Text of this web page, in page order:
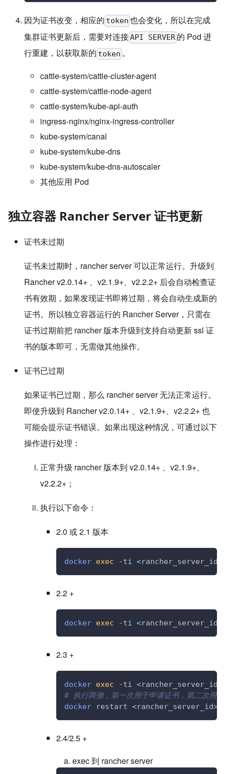
因为证书改变，相应的 token 也会变化，所以在完成
集群证书更新后，需要对连接API SERVER 的 Pod 进
行重建，以获取新的 token 。
cattle-system/cattle-cluster-agent
cattle-system/cattle-node-agent
cattle-system/kube-api-auth
ingress-nginx/nginx-ingress-controller
kube-system/canal
kube-system/kube-dns
kube-system/kube-dns-autoscaler
其他应用 Pod
独立容器 Rancher Server 证书更新
证书未过期
证书未过期时，rancher server 可以正常运行。升级到
Rancher v2.0.14+ 、v2.1.9+、v2.2.2+ 后会自动检查证
书有效期，如果发现证书即将过期，将会自动生成新的
证书。所以独立容器运行的 Rancher Server，只需在
证书过期前把 rancher 版本升级到支持自动更新 ssl 证
书的版本即可，无需做其他操作。
证书已过期
如果证书已过期，那么 rancher server 无法正常运行。
即使升级到 Rancher v2.0.14+ 、v2.1.9+、v2.2.2+ 也
可能会提示证书错误。如果出现这种情况，可通过以下
操作进行处理：
正常升级 rancher 版本到 v2.0.14+ 、v2.1.9+、
v2.2.2+；
执行以下命令：
2.0 或 2.1 版本
docker exec -ti <rancher_server_id
2.2 +
docker exec -ti <rancher_server_id
2.3 +
docker exec -ti <rancher_server_id
# 执行两侧，第一次用于申请证书，第二次用
docker restart <rancher_server_id>
2.4/2.5 +
exec 到 rancher server